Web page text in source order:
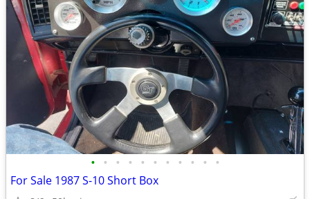
• • • • • • • • • • •
For Sale 1987 S-10 Short Box